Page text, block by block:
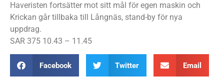
Haveristen fortsätter mot sitt mål för egen maskin och
Krickan går tillbaka till Långnäs, stand-by för nya
uppdrag.
SAR 375 10.43 – 11.45
Facebook Twitter Email